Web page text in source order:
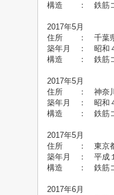
構造 ： 鉄
2017年5月
住所 ： 千
築年月
構造 ： 鉄
2017年5月
住所 ： 神奈
築年月 ：
構造 ： 鉄
2017年5月
住所 ： 東京
築年月
構造 ： 鉄
2017年6月